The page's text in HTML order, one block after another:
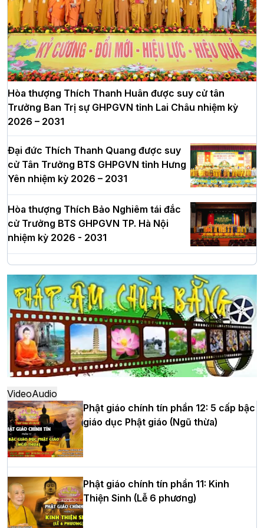
Hòa thượng Thích Thanh Huân được suy cử tân
Trưởng Ban Trị sự GHPGVN tỉnh Lai Châu nhiệm kỳ
2026 – 2031
Đại đức Thích Thanh Quang được suy
cử Tân Trưởng BTS GHPGVN tỉnh Hưng
Yên nhiệm kỳ 2026 – 2031
Hòa thượng Thích Bảo Nghiêm tái đắc
cử Trưởng BTS GHPGVN TP. Hà Nội
nhiệm kỳ 2026 - 2031
Hà Nội: Long trọng lễ khởi công xây
dựng Trung tâm văn hóa Phật giáo Thủ
đô
Hà Nội: Ngày tu học cuối cùng khép lại
khóa sinh hoạt Phật pháp mùa hè lần
thứ XIV tại chùa Bằng
Học yêu thương trong ngày tu tập thứ
tư của Khóa sinh hoạt Phật pháp mùa
hè tại chùa Bằng
HT.Thích Thọ Lạc được suy cử làm tân
Trưởng BTS GHPGVN tỉnh Nghệ An
VideoAudio
Phật giáo chính tín phần 12: 5 cấp bậc
giáo dục Phật giáo (Ngũ thừa)
Phật giáo chính tín phần 11: Kinh
Thiện Sinh (Lễ 6 phương)